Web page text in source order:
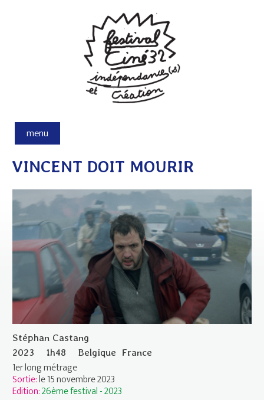
menu
VINCENT DOIT MOURIR
Stéphan Castang
2023
1h48 Belgique France
1er long métrage
Sortie:le 15 novembre 2023
Edition:26ème festival - 2023